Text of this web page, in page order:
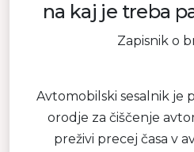
na kaj je treba
Zapisnik o
Avtomobilski sesalnik je
orodje za čiščenje
preživi precej časa v